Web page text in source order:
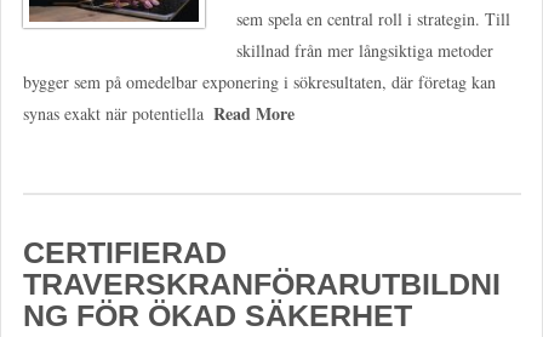
sem spela en central roll i strategin. Till
skillnad från mer långsiktiga metoder
bygger sem på omedelbar exponering i sökresultaten, där företag kan
synas exakt när potentiella Read More
CERTIFIERAD
TRAVERSKRANFÖRARUTBILDNI
NG FÖR ÖKAD SÄKERHET